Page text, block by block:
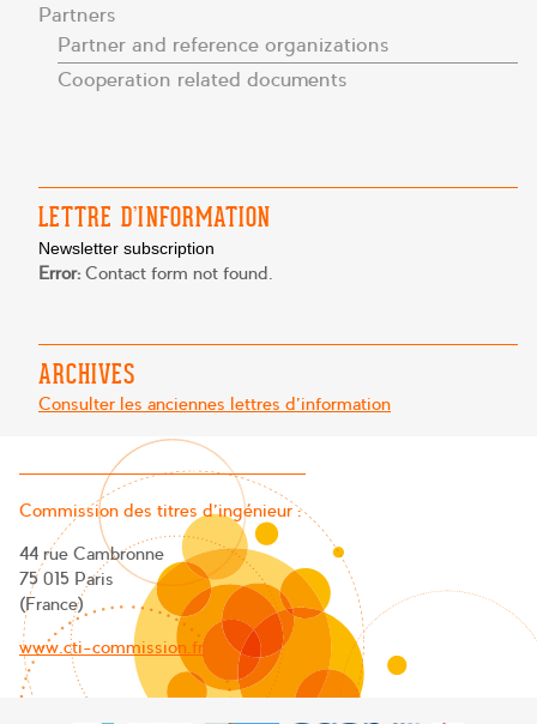
Partners
Partner and reference organizations
Cooperation related documents
LETTRE D’INFORMATION
Newsletter subscription
Error: Contact form not found.
ARCHIVES
Consulter les anciennes lettres d'information
Commission des titres d’ingénieur :
44 rue Cambronne
75 015 Paris
(France)
www.cti-commission.fr